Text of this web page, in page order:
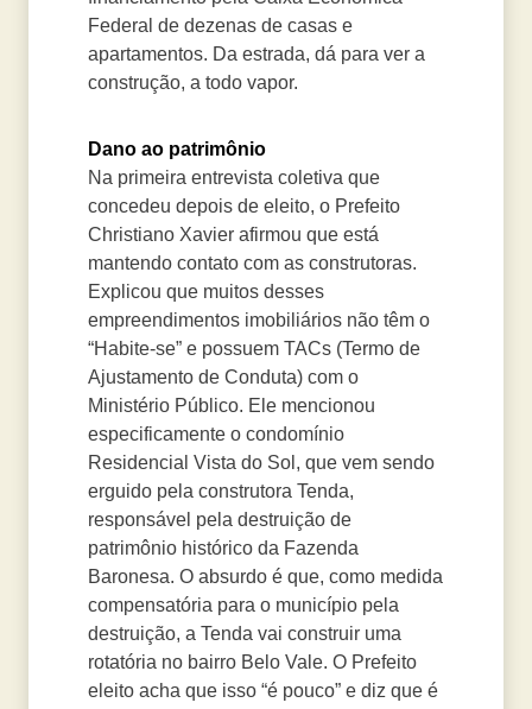
Federal de dezenas de casas e
apartamentos. Da estrada, dá para ver a
construção, a todo vapor.
Dano ao patrimônio
Na primeira entrevista coletiva que
concedeu depois de eleito, o Prefeito
Christiano Xavier afirmou que está
mantendo contato com as construtoras.
Explicou que muitos desses
empreendimentos imobiliários não têm o
“Habite-se” e possuem TACs (Termo de
Ajustamento de Conduta) com o
Ministério Público. Ele mencionou
especificamente o condomínio
Residencial Vista do Sol, que vem sendo
erguido pela construtora Tenda,
responsável pela destruição de
patrimônio histórico da Fazenda
Baronesa. O absurdo é que, como medida
compensatória para o município pela
destruição, a Tenda vai construir uma
rotatória no bairro Belo Vale. O Prefeito
eleito acha que isso “é pouco” e diz que é